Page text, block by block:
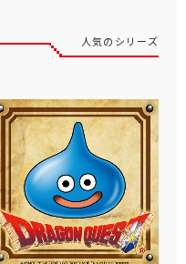
人気のシリーズ